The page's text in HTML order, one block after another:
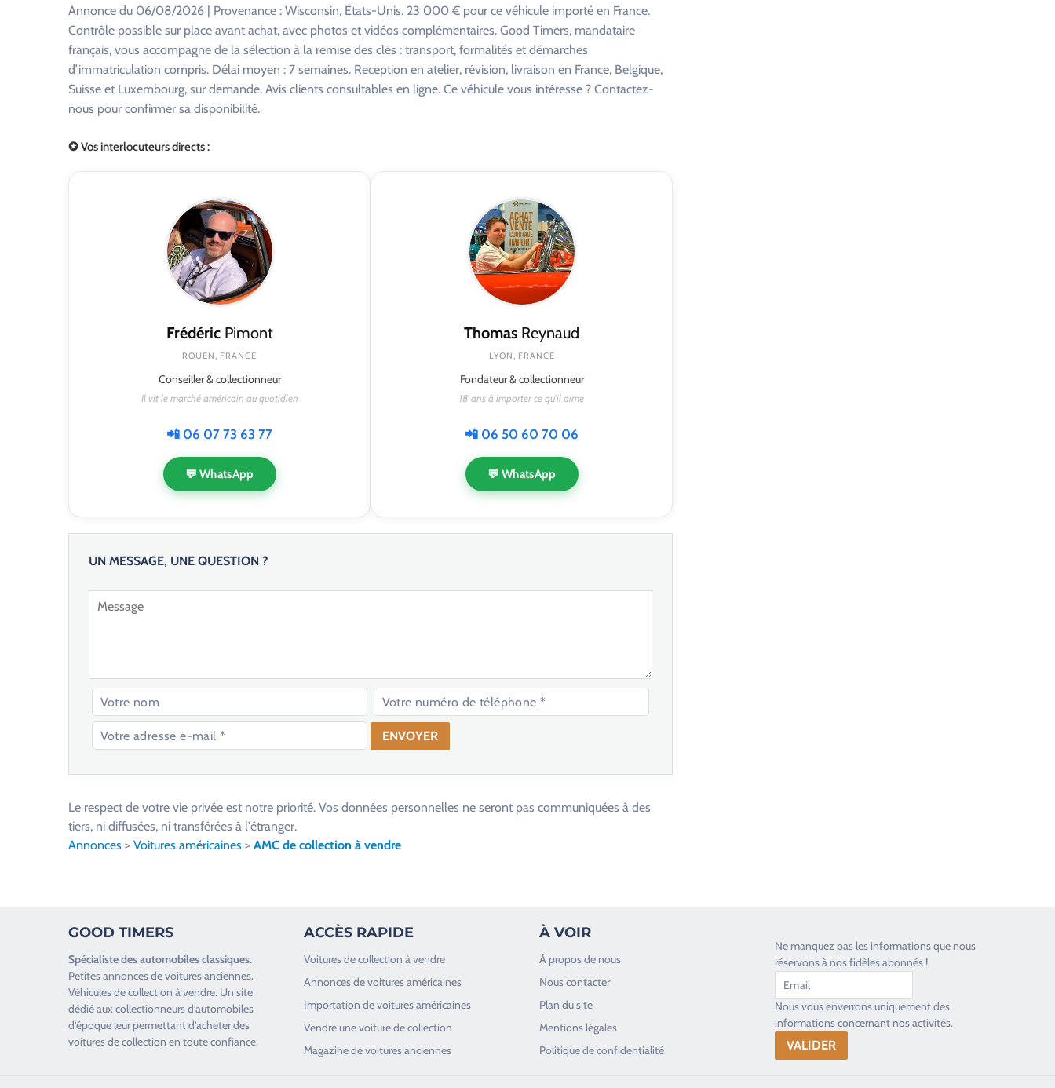
Annonce du 06/08/2026 | Provenance : Wisconsin, États-Unis. 23 000 € pour ce véhicule importé en France.
Contrôle possible sur place avant achat, avec photos et vidéos complémentaires. Good Timers, mandataire
français, vous accompagne de la sélection à la remise des clés : transport, formalités et démarches
d’immatriculation compris. Délai moyen : 7 semaines. Reception en atelier, révision, livraison en France, Belgique,
Suisse et Luxembourg, sur demande. Avis clients consultables en ligne. Ce véhicule vous intéresse ? Contactez-
nous pour confirmer sa disponibilité.
✪ Vos interlocuteurs directs :
FrédéricPimont
ROUEN, FRANCE
Conseiller & collectionneur
Il vit le marché américain au quotidien
📲 06 07 73 63 77
💬 WhatsApp
Thomas Reynaud
LYON, FRANCE
Fondateur & collectionneur
18 ans à importer ce qu'il aime
📲 06 50 60 70 06
💬 WhatsApp
UN MESSAGE, UNE QUESTION ?
a
s
e
r
c
Le respect de votre vie privée est notre priorité. Vos données personnelles ne seront pas communiquées à des
tiers, ni diffusées, ni transférées à l'étranger.
Annonces > Voitures américaines > AMC de collection à vendre
GOOD TIMERS
Spécialiste desautomobiles classiques.
Petites annonces devoitures anciennes.
Véhicules de collection à vendre. Un site
dédié aux collectionneurs d’automobiles
d’époque leur permettant d’acheter des
voitures de collection en toute confiance.
ACCÈS RAPIDE
Voitures de collection à vendre
Annonces de voitures américaines
Importation de voitures américaines
Vendre une voiture de collection
Magazine de voitures anciennes
À VOIR
À propos de nous
Nous contacter
Plan du site
Mentions légales
Politique de confidentialité
Ne manquez pas les informations que nous
réservons à nos fidèles abonnés !
Nous vous enverrons uniquement des
informations concernant nos activités.